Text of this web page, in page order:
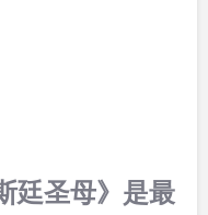
廷圣母》是最